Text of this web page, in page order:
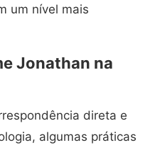
um nível mais
Jonathan na
direta e
algumas práticas